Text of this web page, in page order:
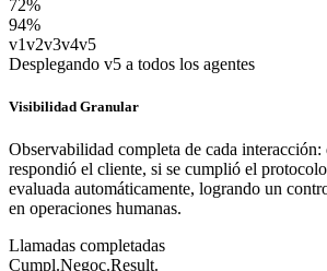
72%
94%
v1v2v3v4v5
Desplegando v5 a todos los agentes
Visibilidad Granular
Observabilidad completa de cada
respondió el cliente, si se cumplió el
evaluada automáticamente, logrando un
en operaciones humanas.
Llamadas completadas
Cumpl.Negoc.Result.